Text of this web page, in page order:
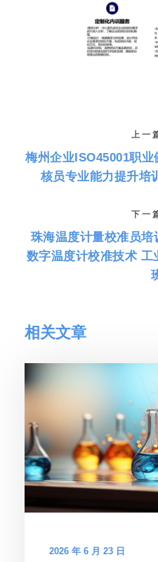
上一
梅州企业ISO45001职
核员专业能力提升培
下一
珠海温度计量校准员培
数字温度计校准技术 工
相关文章
2026 年 6 月 23 日